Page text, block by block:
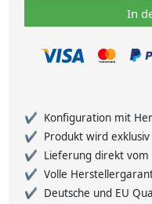
In
Konfiguration mit
Produkt wird
Lieferung direkt
Volle
Deutsche und EU